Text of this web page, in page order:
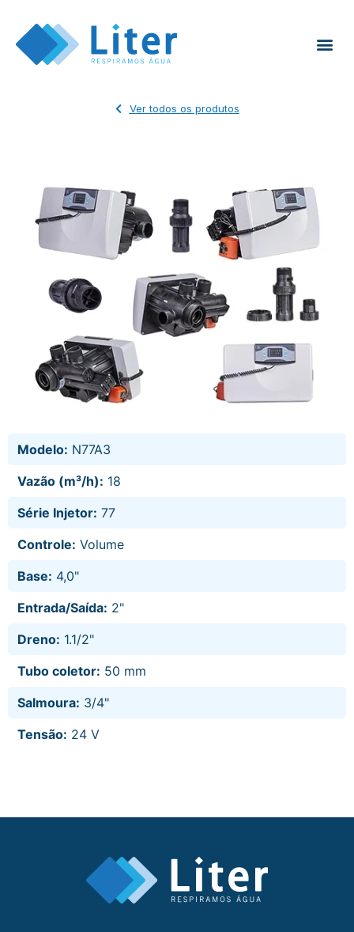
Ver todos os produtos
Modelo: N77A3
Vazão (m³/h): 18
Série Injetor: 77
Controle: Volume
Base: 4,0"
Entrada/Saída: 2"
Dreno: 1.1/2"
Tubo coletor: 50 mm
Salmoura: 3/4"
Tensão: 24 V